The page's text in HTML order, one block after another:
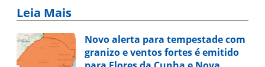
Leia Mais
Novo alerta para tempestade com
granizo e ventos fortes é emitido